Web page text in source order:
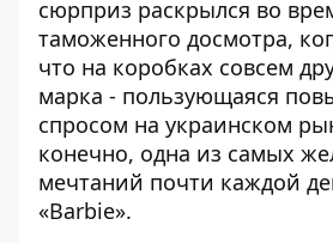
сюрприз раскрылся во
таможенного досмотра,
что на коробках совсем
марка - пользующаяся
спросом на украинском
конечно, одна из самых
мечтаний почти каждой
«Barbie».